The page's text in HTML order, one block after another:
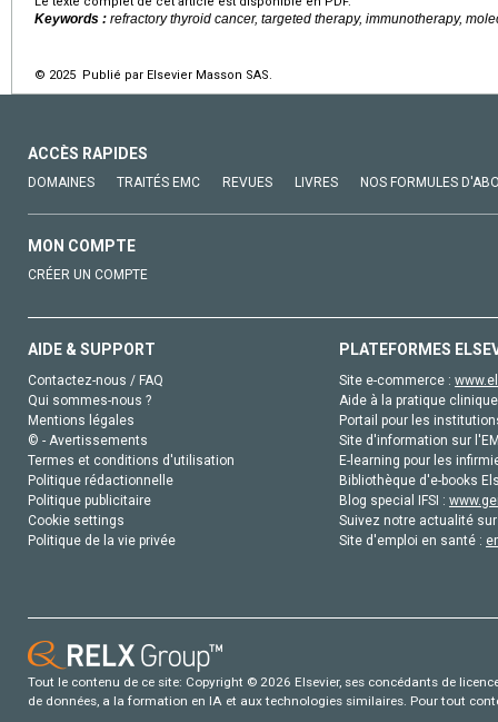
Keywords : refractory thyroid cancer, targeted therapy, immunotherapy,
© 2025 Publié par Elsevier Masson SAS.
ACCÈS RAPIDES
DOMAINES TRAITÉS EMC REVUES LIVRES NOS FORMULES
MON COMPTE
CRÉER UN COMPTE
AIDE & SUPPORT
Contactez-nous / FAQ
Qui sommes-nous ?
Mentions légales
© - Avertissements
Termes et conditions d'utilisation
Politique rédactionnelle
Politique publicitaire
Cookie settings
Politique de la vie privée
PLATEFORMES
Site e-commerce :
Aide à la pratique
Portail pour les
Site d'information sur
E-learning pour les
Bibliothèque d'e-books
Blog special IFSI :
Suivez notre actualité
Site d'emploi en santé :
Tout le contenu de ce site: Copyright © 2026 Elsevier, ses concédants de
de données, a la formation en IA et aux technologies similaires. Pour tout